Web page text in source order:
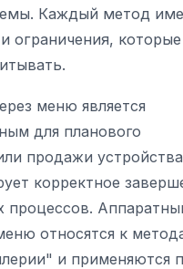
Каждый метод
ограничения, которые
меню является
для планового
продажи
корректное
процессов.
относятся к
и применяются